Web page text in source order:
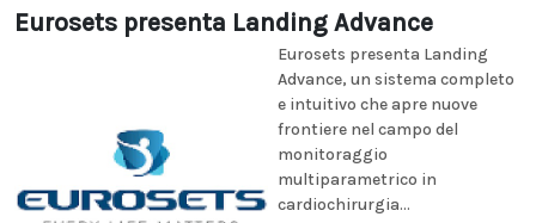
Eurosets presenta Landing Advance
Eurosets presenta Landing
Advance, un sistema completo
e intuitivo che apre nuove
frontiere nel campo del
monitoraggio
multiparametrico in
cardiochirurgia...